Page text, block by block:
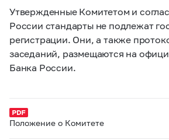
Утвержденные Комитетом и
России стандарты не подлежат
регистрации. Они, а также
заседаний, размещаются на
Банка России.
Положение о Комитете